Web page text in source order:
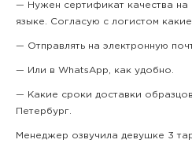
— Нужен сертификат качества на
языке. Согласую с логистом
— Отправлять на электронную
— Или в WhatsApp, как удобно.
— Какие сроки доставки
Петербург.
Менеджер озвучила девушке 3